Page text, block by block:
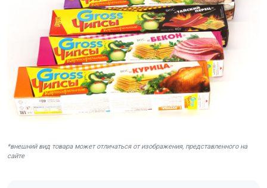
*внешний вид товара может отличаться от изображения, представленного на
сайте